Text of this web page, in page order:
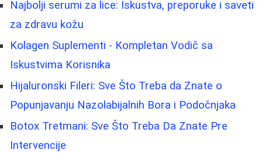
Najbolji serumi za lice: Iskustva, preporuke i saveti
za zdravu kožu
Kolagen Suplementi - Kompletan Vodič sa
Iskustvima Korisnika
Hijaluronski Fileri: Sve Što Treba da Znate o
Popunjavanju Nazolabijalnih Bora i Podočnjaka
Botox Tretmani: Sve Što Treba Da Znate Pre
Intervencije